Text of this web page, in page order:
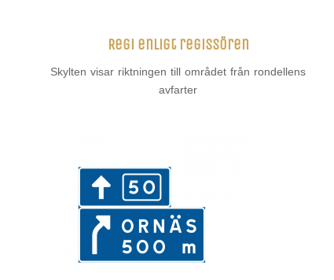
Regi enligt regissören
Skylten visar riktningen till området från rondellens
avfarter